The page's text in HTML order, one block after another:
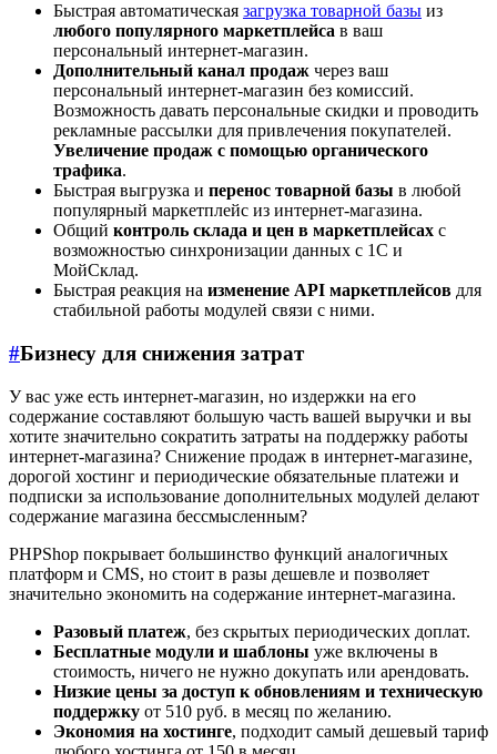
Быстрая автоматическая загрузка товарной базы из
любого популярного маркетплейса в ваш
персональный интернет-магазин.
Дополнительный канал продаж через ваш
персональный интернет-магазин без комиссий.
Возможность давать персональные скидки и проводить
рекламные рассылки для привлечения покупателей.
Увеличение продаж с помощью органического
трафика.
Быстрая выгрузка и перенос товарной базы в любой
популярный маркетплейс из интернет-магазина.
Общий контроль склада и цен в маркетплейсах с
возможностью синхронизации данных с 1С и
МойСклад.
Быстрая реакция на изменение API маркетплейсов для
стабильной работы модулей связи с ними.
#Бизнесу для снижения затрат
У вас уже есть интернет-магазин, но издержки на его
содержание составляют большую часть вашей выручки и вы
хотите значительно сократить затраты на поддержку работы
интернет-магазина? Снижение продаж в интернет-магазине,
дорогой хостинг и периодические обязательные платежи и
подписки за использование дополнительных модулей делают
содержание магазина бессмысленным?
PHPShop покрывает большинство функций аналогичных
платформ и CMS, но стоит в разы дешевле и позволяет
значительно экономить на содержание интернет-магазина.
Разовый платеж, без скрытых периодических доплат.
Бесплатные модули и шаблоны уже включены в
стоимость, ничего не нужно докупать или арендовать.
Низкие цены за доступ к обновлениям и техническую
поддержку от 510 руб. в месяц по желанию.
Экономия на хостинге, подходит самый дешевый тариф